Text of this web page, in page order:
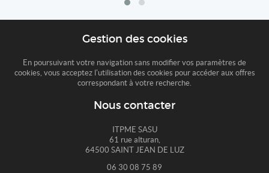
Gestion des cookies
En poursuivant votre navigation sans modifier vos paramètres de
cookies, vous acceptez l'utilisation des cookies pour accéder aux offres
correspondant à votre recherche.
Nous contacter
ITPME SASU
61 rue alturan,
64500 SAINT JEAN DE LUZ
06 30 08 75 89